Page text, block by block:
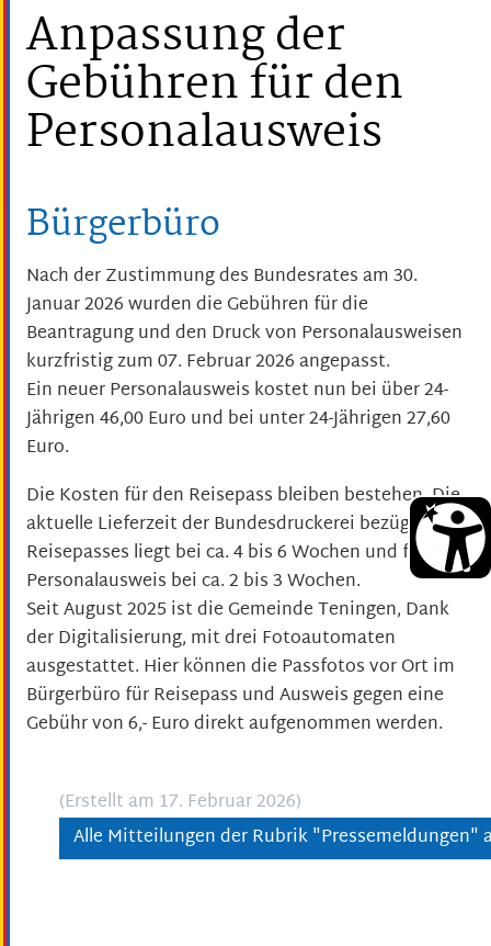
Anpassung der
Gebühren für den
Personalausweis
Bürgerbüro
Nach der Zustimmung des Bundesrates am 30.
Januar 2026 wurden die Gebühren für die
Beantragung und den Druck von Personalausweisen
kurzfristig zum 07. Februar 2026 angepasst.
Ein neuer Personalausweis kostet nun bei über 24-
Jährigen 46,00 Euro und bei unter 24-Jährigen 27,60
Euro.
Die Kosten für den Reisepass bleiben bestehen. Die
aktuelle Lieferzeit der Bundesdruckerei bezüglich des
Reisepasses liegt bei ca. 4 bis 6 Wochen und für den
Personalausweis bei ca. 2 bis 3 Wochen.
Seit August 2025 ist die Gemeinde Teningen, Dank
der Digitalisierung, mit drei Fotoautomaten
ausgestattet. Hier können die Passfotos vor Ort im
Bürgerbüro für Reisepass und Ausweis gegen eine
Gebühr von 6,- Euro direkt aufgenommen werden.
(Erstellt am 17. Februar 2026)
Alle Mitteilungen der Rubrik "Pressemeldungen"